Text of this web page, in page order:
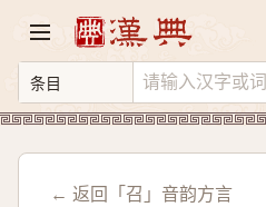
← 返回「召」音韵方言